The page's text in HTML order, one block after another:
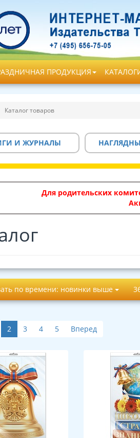
ПРОДУКЦИЯ
Каталог товаров
И ЖУРНАЛЫ
Для родительских
по времени: новинки выше
2 3 4 5 Вперед